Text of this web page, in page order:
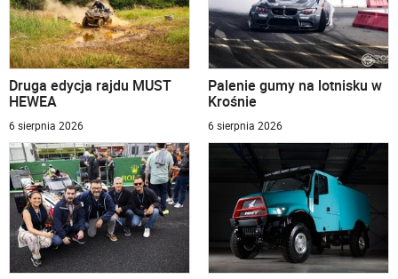
Druga edycja rajdu MUST
HEWEA
6 sierpnia 2026
Palenie gumy na lotnisku w
Krośnie
6 sierpnia 2026